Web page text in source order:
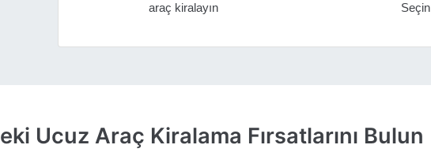
araç kiralayın
Seçin
Ucuz Araç Kiralama Fırsatlarını Bulun